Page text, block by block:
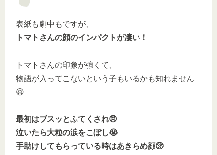
表紙も劇中もですが、
トマトさんの顔のインパクトが凄い！
トマトさんの印象が強くて、
物語が入ってこないという子もいるかも知れません
😆
最初はブスッとふてくされ😠
泣いたら大粒の涙をこぼし😭
手助けしてもらっている時はあきらめ顔🥺